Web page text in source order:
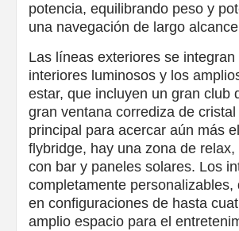
potencia, equilibrando peso y
una navegación de largo
Las líneas exteriores se integran
interiores luminosos y los
estar, que incluyen un gran club
gran ventana corrediza de
principal para acercar aún más
flybridge, hay una zona de
con bar y paneles solares. Los
completamente personalizables,
en configuraciones de hasta
amplio espacio para el